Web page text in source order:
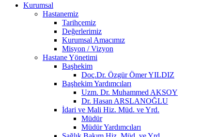
Kurumsal
Hastanemiz
Tarihçemiz
Değerlerimiz
Kurumsal Amacımız
Misyon / Vizyon
Hastane Yönetimi
Başhekim
Doç.Dr. Özgür Ömer YILDIZ
Başhekim Yardımcıları
Uzm. Dr. Muhammed AKSOY
Dr. Hasan ARSLANOĞLU
İdari ve Mali Hiz. Müd. ve Yrd.
Müdür
Müdür Yardımcıları